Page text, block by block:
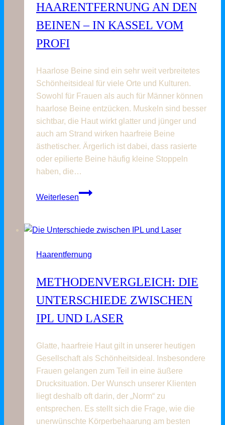
HAARENTFERNUNG AN DEN
BEINEN – IN KASSEL VOM
PROFI
Haarlose Beine sind ein sehr weit verbreitetes
Schönheitsideal für viele Orte und Kulturen.
Sowohl für Frauen als auch für Männer können
haarlose Beine entzücken. Muskeln sind besser
sichtbar, die Haut wirkt glatter und jünger und
auch am Strand wirken haarfreie Beine
ästhetischer. Ärgerlich ist dabei, dass rasierte
oder epilierte Beine häufig kleine Stoppeln
haben, die…
Weiterlesen
Haarentfernung
Beinen
in
vom
Haarentfernung
METHODENVERGLEICH: DIE
UNTERSCHIEDE ZWISCHEN
IPL UND LASER
Glatte, haarfreie Haut gilt in unserer heutigen
Gesellschaft als Schönheitsideal. Insbesondere
Frauen gelangen zum Teil in eine äußere
Drucksituation. Der Wunsch unserer Klienten
liegt deshalb oft darin, der „Norm“ zu
entsprechen. Es stellt sich die Frage, wie die
unerwünschte Körperbehaarung am besten